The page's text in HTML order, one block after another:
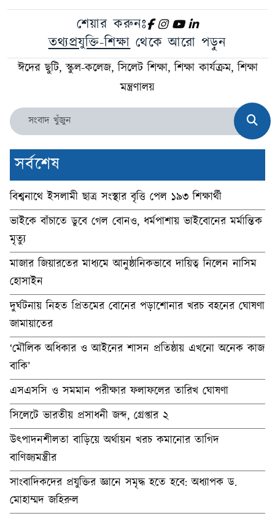
শেয়ার করুনঃ
তথ্যপ্রযুক্তি-শিক্ষা থেকে আরো পড়ুন
ঈদের ছুটি, স্কুল-কলেজ, সিলেট শিক্ষা, শিক্ষা কার্যক্রম, শিক্ষা
মন্ত্রণালয়
সর্বশেষ
বিশ্বনাথে ইসলামী ছাত্র সংস্থার বৃত্তি পেল ১৯৩ শিক্ষার্থী
ভাইকে বাঁচাতে ডুবে গেল বোনও, ধর্মপাশায় ভাইবোনের মর্মান্তিক
মৃত্যু
মাজার জিয়ারতের মাধ্যমে আনুষ্ঠানিকভাবে দায়িত্ব নিলেন নাসিম
হোসাইন
দুর্ঘটনায় নিহত প্রিতমের বোনের পড়াশোনার খরচ বহনের ঘোষণা
জামায়াতের
‘মৌলিক অধিকার ও আইনের শাসন প্রতিষ্ঠায় এখনো অনেক কাজ
বাকি’
এসএসসি ও সমমান পরীক্ষার ফলাফলের তারিখ ঘোষণা
সিলেটে ভারতীয় প্রসাধনী জব্দ, গ্রেপ্তার ২
উৎপাদনশীলতা বাড়িয়ে অর্থায়ন খরচ কমানোর তাগিদ
বাণিজ্যমন্ত্রীর
সাংবাদিকদের প্রযুক্তির জ্ঞানে সমৃদ্ধ হতে হবে: অধ্যাপক ড.
মোহাম্মদ জহিরুল